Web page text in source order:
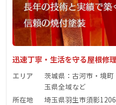
迅速丁寧・生活を守る屋根修
エリア
茨城県：古河市・境
玉県全域など
所在地
埼玉県羽生市須影1206